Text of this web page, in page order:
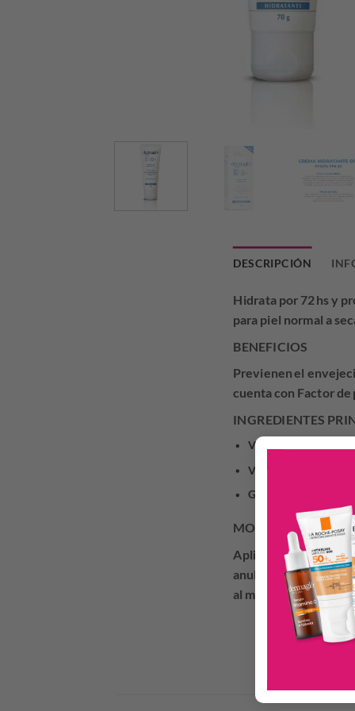
DESCRIPCIÓN
Hidrata por 72 hs y
para piel normal a
BENEFICIOS
Previenen el
cuenta con Factor
INGREDIENTES
Vitamina A:
Vitamina E:
Glicerina:
ayuda a
MODO DE USO
Aplicar cada mañana
anular para la
al maquillaje.